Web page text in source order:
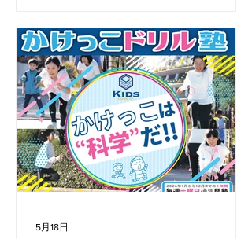
以下は保護者同伴でご参加ください 参加
費：会員 1,500円／月（月2回） ビジ
ター 1,000円／回
5月18日